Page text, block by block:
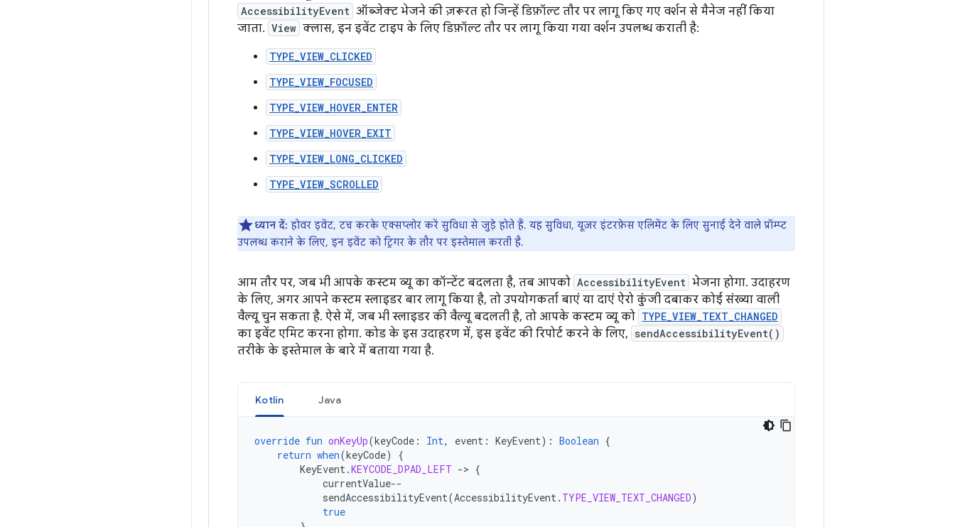
AccessibilityEvent ऑब्जेक्ट भेजने की ज़रूरत हो जिन्हें डिफ़ॉल्ट तौर पर लागू किए गए वर्शन से मैनेज नहीं किया
जाता. View क्लास, इन इवेंट टाइप के लिए डिफ़ॉल्ट तौर पर लागू किया गया वर्शन उपलब्ध कराती है:
TYPE_VIEW_CLICKED
TYPE_VIEW_FOCUSED
TYPE_VIEW_HOVER_ENTER
TYPE_VIEW_HOVER_EXIT
TYPE_VIEW_LONG_CLICKED
TYPE_VIEW_SCROLLED
ध्यान दें: होवर इवेंट, टच करके एक्सप्लोर करें सुविधा से जुड़े होते हैं. यह सुविधा, यूज़र इंटरफ़ेस एलिमेंट के लिए सुनाई देने वाले प्रॉम्प्ट
उपलब्ध कराने के लिए, इन इवेंट को ट्रिगर के तौर पर इस्तेमाल करती है.
आम तौर पर, जब भी आपके कस्टम व्यू का कॉन्टेंट बदलता है, तब आपको AccessibilityEvent भेजना होगा. उदाहरण
के लिए, अगर आपने कस्टम स्लाइडर बार लागू किया है, तो उपयोगकर्ता बाएं या दाएं ऐरो कुंजी दबाकर कोई संख्या वाली
वैल्यू चुन सकता है. ऐसे में, जब भी स्लाइडर की वैल्यू बदलती है, तो आपके कस्टम व्यू को TYPE_VIEW_TEXT_CHANGED
का इवेंट एमिट करना होगा. कोड के इस उदाहरण में, इस इवेंट की रिपोर्ट करने के लिए, sendAccessibilityEvent()
तरीके के इस्तेमाल के बारे में बताया गया है.
Kotlin Java
override fun onKeyUp(keyCode : Int, event : KeyEvent): Boolean {
return when(keyCode)
{
KeyEvent.KEYCODE_DPAD_LEFT -> {
currentValue--
sendAccessibilityEvent(AccessibilityEvent. TYPE_VIEW_TEXT_CHANGED)
true